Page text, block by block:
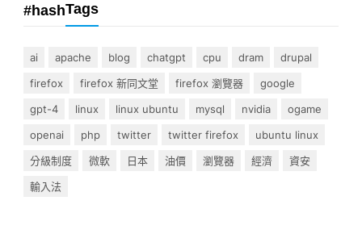
#hashTags
ai apache blog chatgpt cpu dram
drupal
firefox
firefox 新同文堂 firefox 瀏覽器
google
gpt-4
linux linux ubuntu mysql nvidia
ogame
openai
php twitter twitter firefox
ubuntu linux
分級制度
微軟 日本 油價 瀏覽器 經濟
資安
輸入法